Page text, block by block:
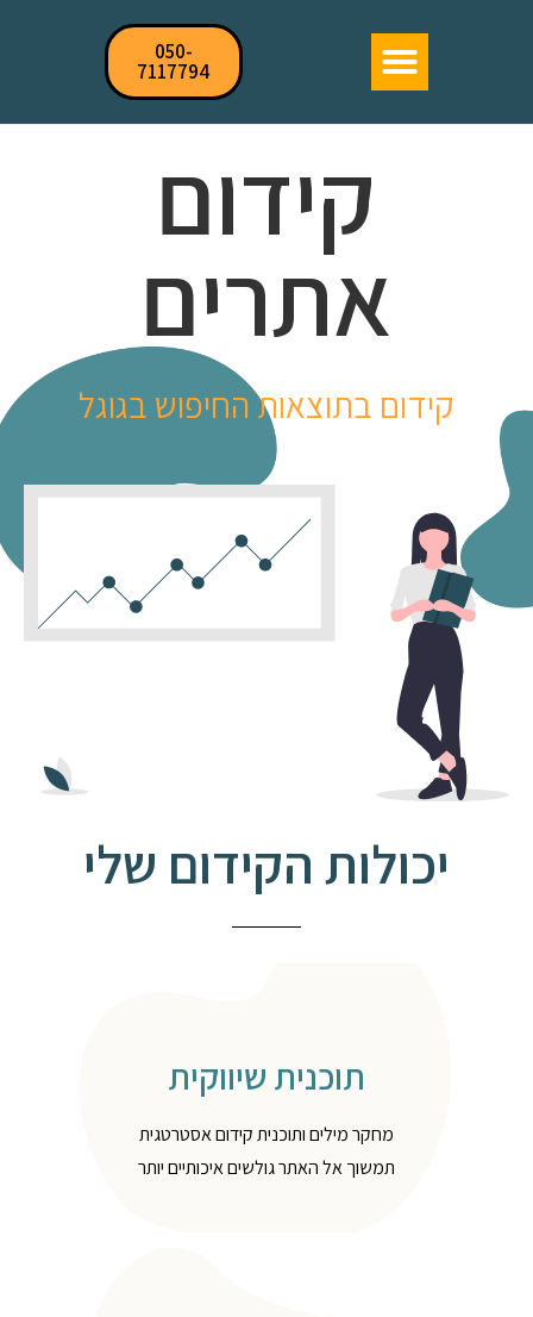
050-
7117794
קידום
אתרים
קידום בתוצאות החיפוש בגוגל
יכולות הקידום שלי
תוכנית שיווקית
מחקר מילים ותוכנית קידום אסטרטגית
תמשוך אל האתר גולשים איכותיים יותר